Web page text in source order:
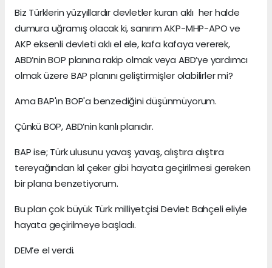
Biz Türklerin yüzyıllardır devletler kuran aklı her halde
dumura uğramış olacak ki, sanırım AKP-MHP-APO ve
AKP eksenli devleti aklı el ele, kafa kafaya vererek,
ABD’nin BOP planına rakip olmak veya ABD’ye yardımcı
olmak üzere BAP planını geliştirmişler olabilirler mi?
Ama BAP'ın BOP'a benzediğini düşünmüyorum.
Çünkü BOP, ABD’nin kanlı planıdır.
BAP ise; Türk ulusunu yavaş yavaş, alıştıra alıştıra
tereyağından kıl çeker gibi hayata geçirilmesi gereken
bir plana benzetiyorum.
Bu plan çok büyük Türk milliyetçisi Devlet Bahçeli eliyle
hayata geçirilmeye başladı.
DEM’e el verdi.